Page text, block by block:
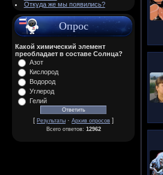
Откуда же мы появились?
Опрос
Какой химический элемент
преобладает в составе Солнца?
Азот
Кислород
Водород
Углерод
Гелий
[ Результаты · Архив опросов ]
Всего ответов: 12962